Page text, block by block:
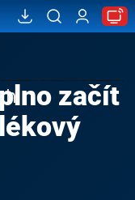
začít